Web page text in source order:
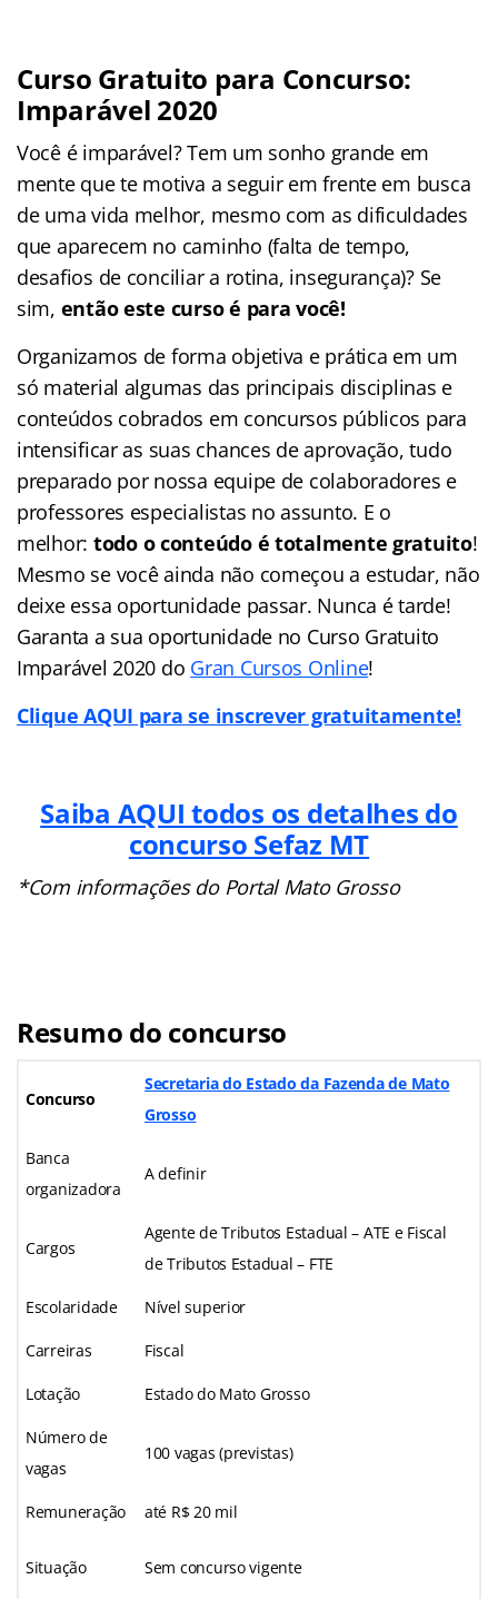
Curso Gratuito para Concurso:
Imparável 2020
Você é imparável? Tem um sonho grande em
mente que te motiva a seguir em frente em busca
de uma vida melhor, mesmo com as dificuldades
que aparecem no caminho (falta de tempo,
desafios de conciliar a rotina, insegurança)? Se
sim, então este curso é para você!
Organizamos de forma objetiva e prática em um
só material algumas das principais disciplinas e
conteúdos cobrados em concursos públicos para
intensificar as suas chances de aprovação, tudo
preparado por nossa equipe de colaboradores e
professores especialistas no assunto. E o
melhor: todo o conteúdo é totalmente gratuito!
Mesmo se você ainda não começou a estudar, não
deixe essa oportunidade passar. Nunca é tarde!
Garanta a sua oportunidade no Curso Gratuito
Imparável 2020 do Gran Cursos Online!
Clique AQUI para se inscrever gratuitamente!
Saiba AQUI todos os detalhes do
concurso Sefaz MT
*Com informações do Portal Mato Grosso
Resumo do concurso
Concurso
Secretaria do Estado da Fazenda de Mato
Grosso
Banca
organizadora
A definir
Cargos
Agente de Tributos Estadual – ATE e Fiscal
de Tributos Estadual – FTE
Escolaridade Nível superior
Carreiras Fiscal
Lotação Estado do Mato Grosso
Número de
vagas
100 vagas (previstas)
Remuneração até R$ 20 mil
Situação Sem concurso vigente